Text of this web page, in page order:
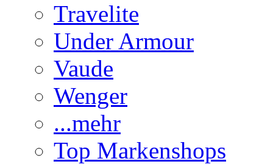
Travelite
Under Armour
Vaude
Wenger
...mehr
Top Markenshops